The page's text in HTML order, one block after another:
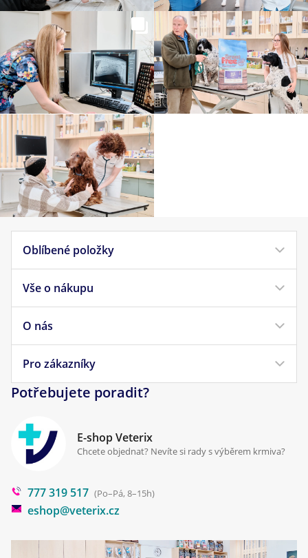
Oblíbené položky
Krmivo pro psy
Krmivo pro kočky
Veterinární diety
Pamlsky pro psy
Vše o nákupu
Doprava a platba
Obchodní podmínky
Reklamace a vrácení
Cookies a podmínky používání
O nás
Náš příběh
Pro zákazníky
Klinika Prostějov
Poradna
Blog
Potřebujete poradit?
E-shop Veterix
Chcete objednat? Nevíte si rady s výběrem krmiva?
777 319 517 (Po–Pá, 8–15h)
eshop@veterix.cz